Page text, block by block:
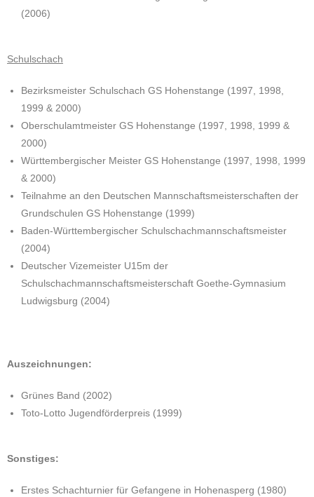
(2006)
Schulschach
Bezirksmeister Schulschach GS Hohenstange (1997, 1998,
1999 & 2000)
Oberschulamtmeister GS Hohenstange (1997, 1998, 1999 &
2000)
Württembergischer Meister GS Hohenstange (1997, 1998, 1999
& 2000)
Teilnahme an den Deutschen Mannschaftsmeisterschaften der
Grundschulen GS Hohenstange (1999)
Baden-Württembergischer Schulschachmannschaftsmeister
(2004)
Deutscher Vizemeister U15m der
Schulschachmannschaftsmeisterschaft Goethe-Gymnasium
Ludwigsburg (2004)
Auszeichnungen:
Grünes Band (2002)
Toto-Lotto Jugendförderpreis (1999)
Sonstiges:
Erstes Schachturnier für Gefangene in Hohenasperg (1980)